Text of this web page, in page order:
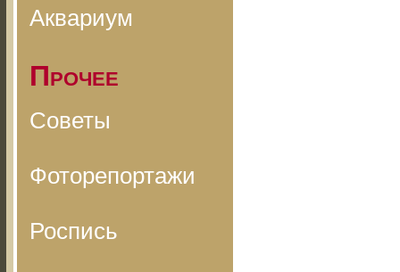
Аквариум
Прочее
Советы
Фоторепортажи
Роспись